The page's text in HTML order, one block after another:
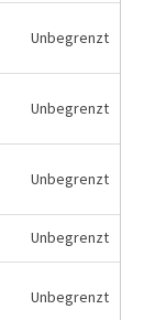
Unbegrenzt
Unbegrenzt
Unbegrenzt
Unbegrenzt
Unbegrenzt